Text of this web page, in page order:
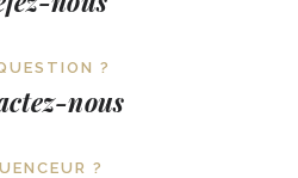
?
nous
?